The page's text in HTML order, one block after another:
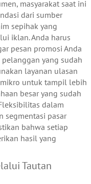
masyarakat saat ini
dari sumber
sepihak yang
iklan. Anda harus
pesan promosi Anda
yang sudah
layanan ulasan
untuk tampil lebih
besar yang sudah
dalam
segmentasi pasar
bahwa setiap
hasil yang
Tautan